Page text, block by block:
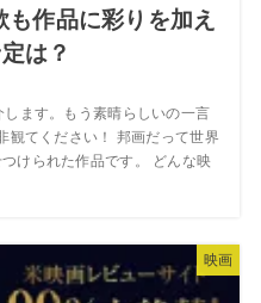
作品に彩りを加え
は？
ます。もう素晴らしいの一言
てください！ 邦画だって世界
けられた作品です。 どんな映
映画